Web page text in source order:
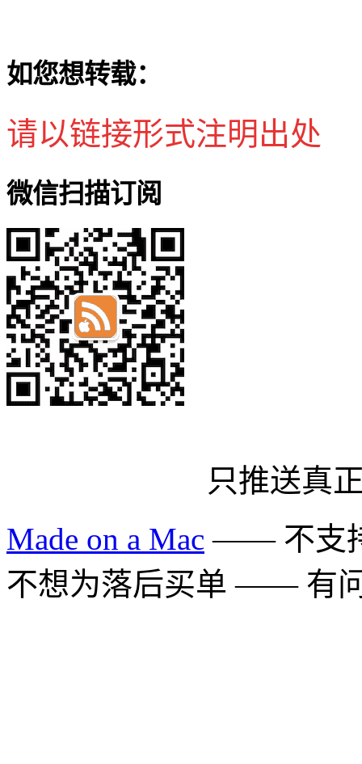
如您想转载：
请以链接形式注明出处
微信扫描订阅
只推送真
Made on a Mac —— 不支
不想为落后买单 —— 有